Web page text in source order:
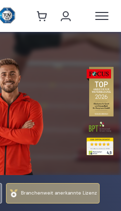
Branchenweit anerkannte Lizenz